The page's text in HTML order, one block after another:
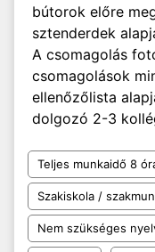
bútorok előre
sztenderdek
A csomagolás
csomagolások
ellenőzőlista
dolgozó 2-3
Teljes munkaidő 8
Szakiskola /
Nem szükséges